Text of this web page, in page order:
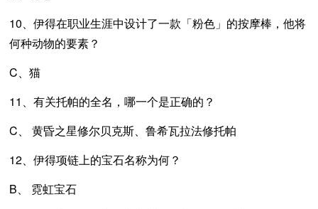
10、伊得在职业生涯中设计了一款「粉色」的按摩棒，他将
何种动物的要素？
C、猫
11、有关托帕的全名，哪一个是正确的？
C、 黄昏之星修尔贝克斯、鲁希瓦拉法修托帕
12、伊得项链上的宝石名称为何？
B、 霓虹宝石